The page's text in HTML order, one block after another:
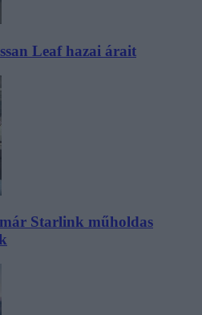
Leaf hazai árait
Starlink műholdas